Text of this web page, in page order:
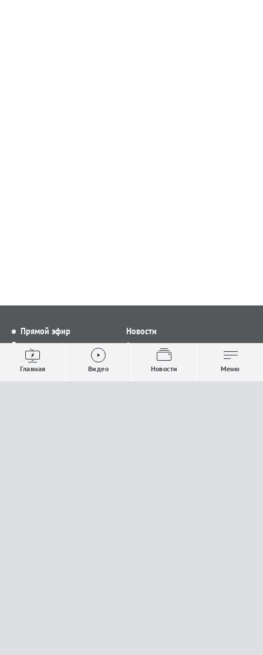
Прямой эфир
Видео
Выпуски новостей
Проекты
Новости
Все новости
Общество
Строительство и ЖКХ
Главная Видео Новости Меню